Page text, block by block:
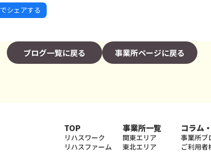
でシェアする
ブログ一覧に戻る 事業所ページに戻る
TOP
リハスワーク
リハスファーム
事業所一覧
関東エリア
東北エリア
コラム
事業所ブ
ご利用者